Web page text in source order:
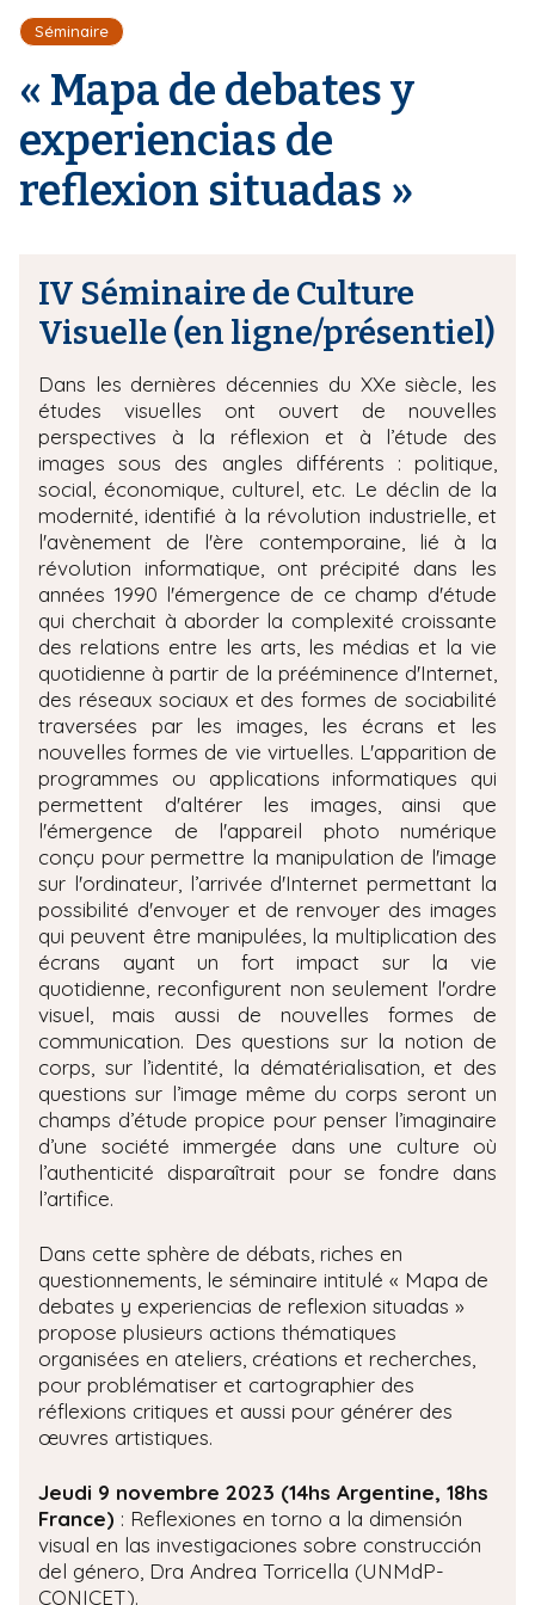
d
'
r
i
a
n
Séminaire
« Mapa de debates y
experiencias de
reflexion situadas »
IV Séminaire de Culture
Visuelle (en ligne/présentiel)
Dans les dernières décennies du XXe siècle, les
études visuelles ont ouvert de nouvelles
perspectives à la réflexion et à l’étude des
images sous des angles différents : politique,
social, économique, culturel, etc. Le déclin de la
modernité, identifié à la révolution industrielle, et
l'avènement de l'ère contemporaine, lié à la
révolution informatique, ont précipité dans les
années 1990 l'émergence de ce champ d'étude
qui cherchait à aborder la complexité croissante
des relations entre les arts, les médias et la vie
quotidienne à partir de la prééminence d'Internet,
des réseaux sociaux et des formes de sociabilité
traversées par les images, les écrans et les
nouvelles formes de vie virtuelles. L'apparition de
programmes ou applications informatiques qui
permettent d'altérer les images, ainsi que
l'émergence de l'appareil photo numérique
conçu pour permettre la manipulation de l'image
sur l'ordinateur, l’arrivée d'Internet permettant la
possibilité d'envoyer et de renvoyer des images
qui peuvent être manipulées, la multiplication des
écrans ayant un fort impact sur la vie
quotidienne, reconfigurent non seulement l'ordre
visuel, mais aussi de nouvelles formes de
communication. Des questions sur la notion de
corps, sur l’identité, la dématérialisation, et des
questions sur l’image même du corps seront un
champs d’étude propice pour penser l’imaginaire
d’une société immergée dans une culture où
l’authenticité disparaîtrait pour se fondre dans
l’artifice.
Dans cette sphère de débats, riches en
questionnements, le séminaire intitulé « Mapa de
debates y experiencias de reflexion situadas »
propose plusieurs actions thématiques
organisées en ateliers, créations et recherches,
pour problématiser et cartographier des
réflexions critiques et aussi pour générer des
œuvres artistiques.
Jeudi 9 novembre 2023 (14hs Argentine, 18hs
France) : Reflexiones en torno a la dimensión
visual en las investigaciones sobre construcción
del género, Dra Andrea Torricella (UNMdP-
CONICET).